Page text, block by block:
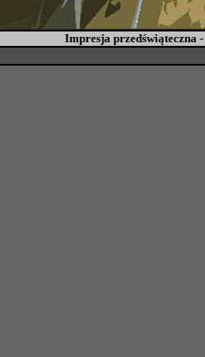
Impresja przedświąteczna